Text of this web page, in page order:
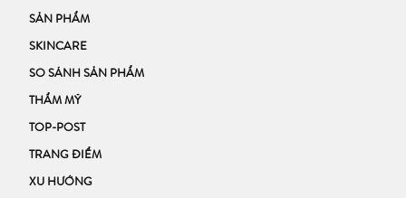
SẢN PHẨM
SKINCARE
SO SÁNH SẢN PHẨM
THẨM MỸ
TOP-POST
TRANG ĐIỂM
XU HƯỚNG